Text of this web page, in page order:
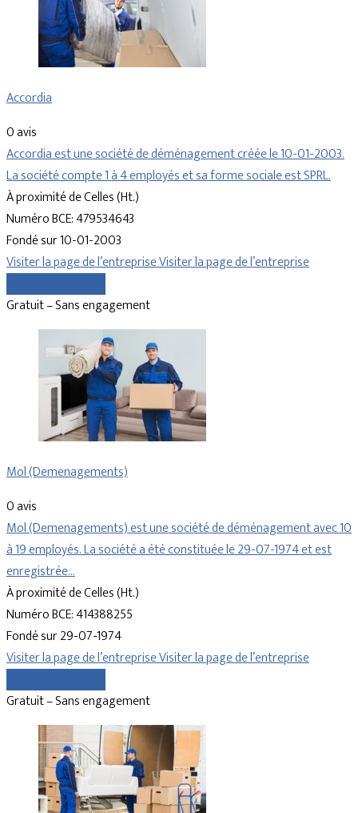
Accordia
0 avis
Accordia est une société de déménagement créée le 10-01-2003.
La société compte 1 à 4 employés et sa forme sociale est SPRL.
À proximité de Celles (Ht.)
Numéro BCE: 479534643
Fondé sur 10-01-2003
Visiter la page de l’entrepriseVisiter la page de l’entreprise
Gratuit – Sans engagement
Mol (Demenagements)
0 avis
Mol (Demenagements) est une société de déménagement avec 10
à 19 employés. La société a été constituée le 29-07-1974 et est
enregistrée…
À proximité de Celles (Ht.)
Numéro BCE: 414388255
Fondé sur 29-07-1974
Visiter la page de l’entrepriseVisiter la page de l’entreprise
Gratuit – Sans engagement